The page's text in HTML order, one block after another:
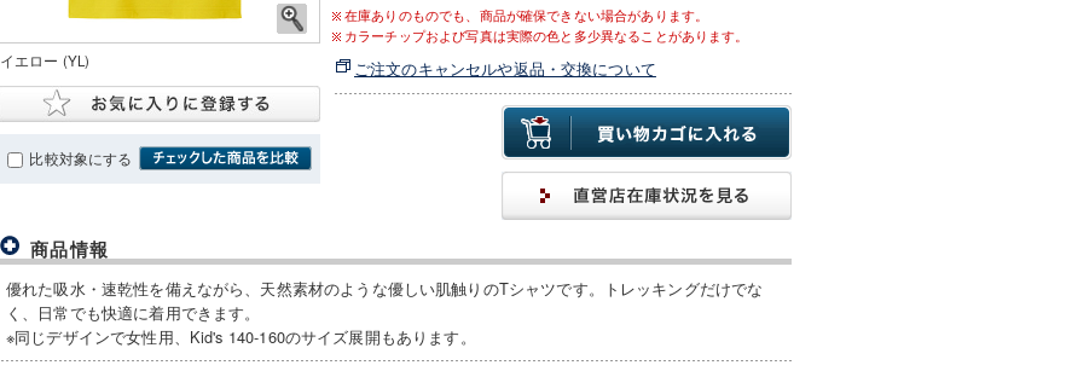
イエロー (YL)
比較対象にする
在庫ありのものでも、商品が確保できない場合があります。
カラーチップおよび写真は実際の色と多少異なることがあります。
ご注文のキャンセルや返品・交換について
商品情報
優れた吸水・速乾性を備えながら、天然素材のような優しい肌触りのTシャツです。トレッキングだけでな
く、日常でも快適に着用できます。
※同じデザインで女性用、Kid's 140-160のサイズ展開もあります。